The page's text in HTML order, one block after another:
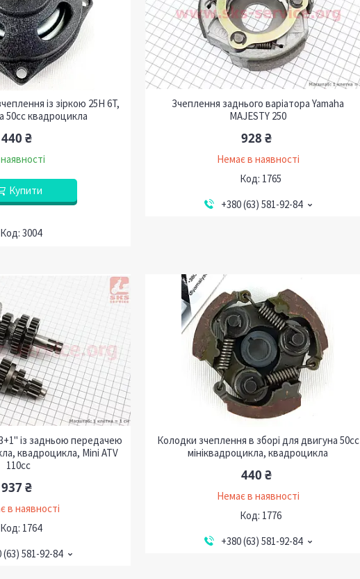
із зіркою 25H 6T,
50сс квадроцикла
440 ₴
Купити
3004
Зчеплення заднього варіатора Yamaha
MAJESTY 250
928 ₴
Немає в наявності
1765
+380 (63) 581-92-84
із задньою передачею
квадроцикла, Mini ATV
110сс
937 ₴
в наявності
1764
(63) 581-92-84
Колодки зчеплення в зборі для двигуна 50сс
мініквадроцикла, квадроцикла
440 ₴
Немає в наявності
1776
+380 (63) 581-92-84